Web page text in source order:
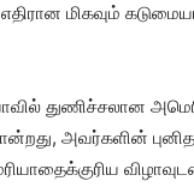
மிகவும்
துணிச்சலான
அவர்களின்